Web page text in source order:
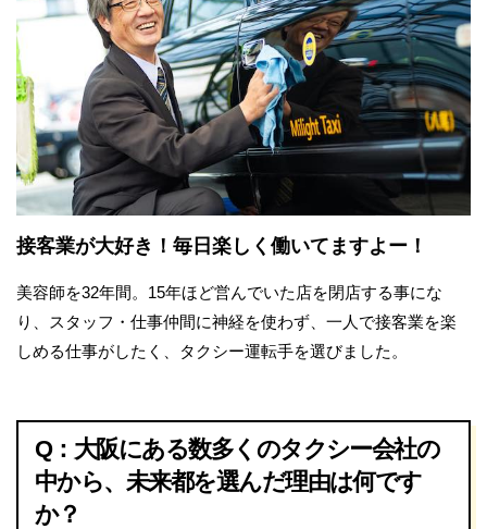
接客業が大好き！毎日楽しく働いてますよー！
美容師を32年間。15年ほど営んでいた店を閉店する事にな
り、スタッフ・仕事仲間に神経を使わず、一人で接客業を楽
しめる仕事がしたく、タクシー運転手を選びました。
Q：大阪にある数多くのタクシー会社の
中から、未来都を選んだ理由は何です
か？